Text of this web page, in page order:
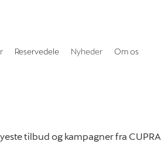
Reservedele Nyheder Om os
tilbud og kampagner fra CUPRA.